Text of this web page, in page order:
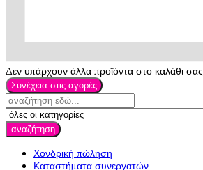
Δεν υπάρχουν άλλα προϊόντα στο καλάθι σας
Συνέχεια στις αγορές
αναζήτηση
Χονδρική πώληση
Καταστήματα συνεργατών